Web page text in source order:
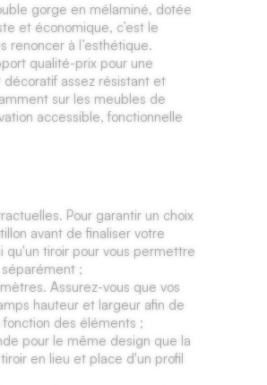
gorge en mélaminé, dotée
et économique, c’est le
renoncer à l’esthétique.
qualité-prix pour une
assez résistant et
sur les meubles de
accessible, fonctionnelle
Pour garantir un choix
avant de finaliser votre
tiroir pour vous permettre
;
Assurez-vous que vos
hauteur et largeur afin de
des éléments ;
pour le même design que la
en lieu et place d'un profil